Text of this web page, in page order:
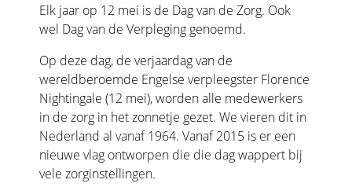
Elk jaar op 12 mei is de Dag van de Zorg. Ook
wel Dag van de Verpleging genoemd.
Op deze dag, de verjaardag van de
wereldberoemde Engelse verpleegster Florence
Nightingale (12 mei), worden alle medewerkers
in de zorg in het zonnetje gezet. We vieren dit in
Nederland al vanaf 1964. Vanaf 2015 is er een
nieuwe vlag ontworpen die die dag wappert bij
vele zorginstellingen.